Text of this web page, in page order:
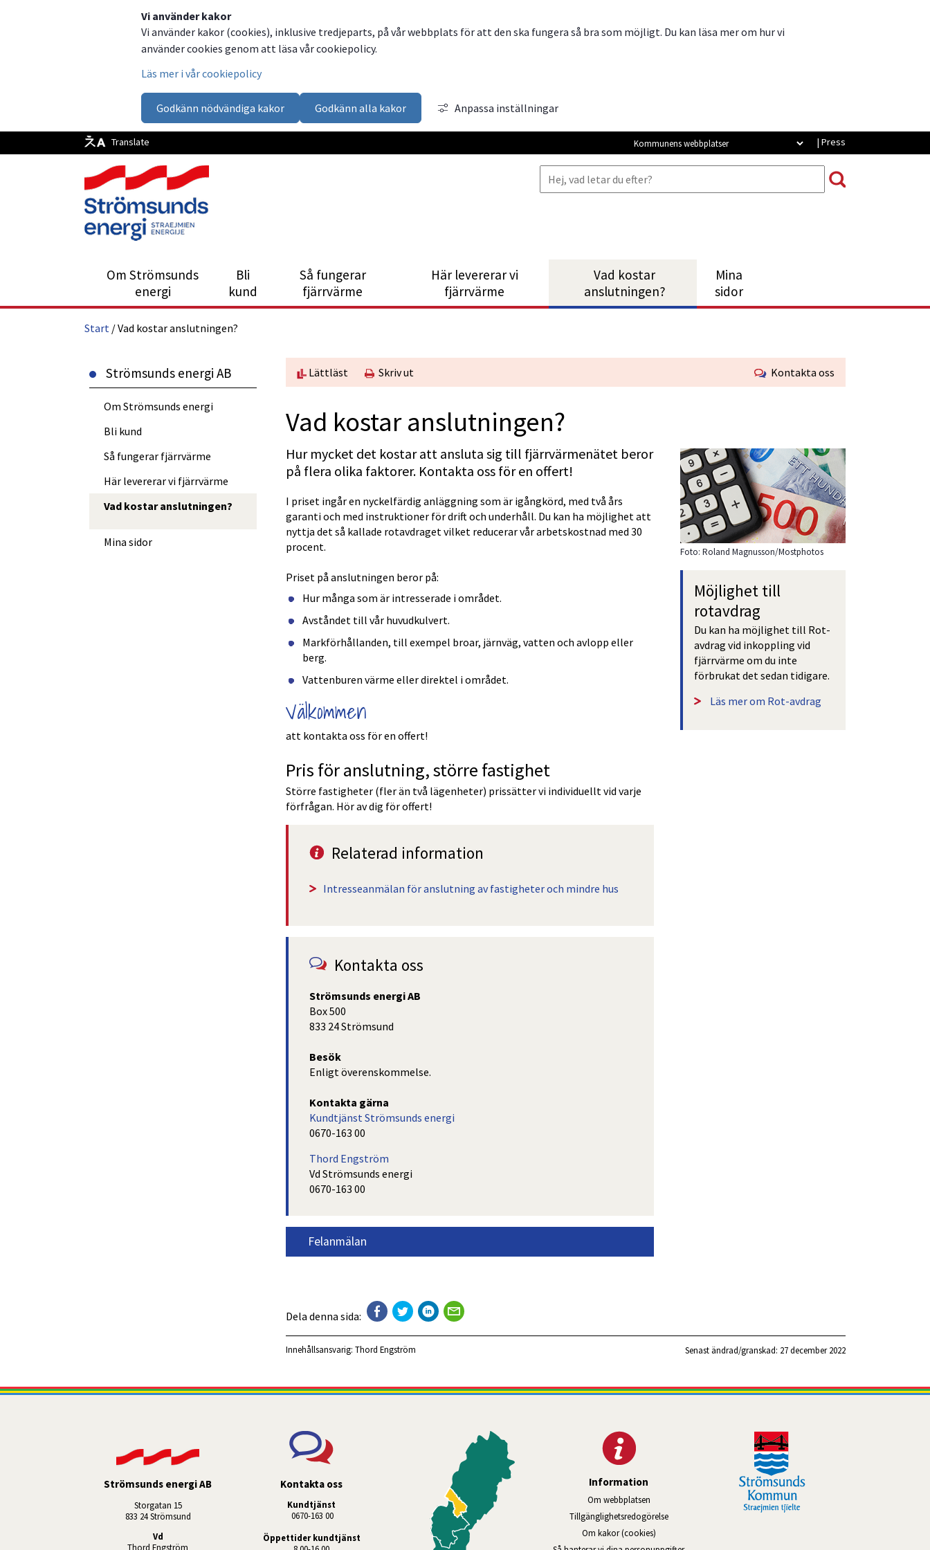
Vi använder kakor
Vi använder kakor (cookies), inklusive tredjeparts, på vår webbplats för att den ska fungera så bra som möjligt. Du kan läsa mer om hur vi
använder cookies genom att läsa vår cookiepolicy.
Läs mer i vår cookiepolicy
Godkänn nödvändiga kakor Godkänn alla kakor Anpassa inställningar
Translate | Press
Strömsunds webbplatser
Om Strömsunds
energi
Bli
kund
Så fungerar
fjärrvärme
Här levererar vi
fjärrvärme
Vad kostar
anslutningen?
Mina
sidorLänk till annan webbplats,
Start /Vad kostar anslutningen?
Lättläst Skriv ut Kontakta oss
Vad kostar anslutningen?
Hur mycket det kostar att ansluta sig till fjärrvärmenätet beror
på flera olika faktorer. Kontakta oss för en offert!
I priset ingår en nyckelfärdig anläggning som är igångkörd, med två års
garanti och med instruktioner för drift och underhåll. Du kan ha möjlighet att
nyttja det så kallade rotavdraget vilket reducerar vår arbetskostnad med 30
procent.
Priset på anslutningen beror på:
Hur många som är intresserade i området.
Avståndet till vår huvudkulvert.
Markförhållanden, till exempel broar, järnväg, vatten och avlopp eller
berg.
Vattenburen värme eller direktel i området.
Välkommen
att kontakta oss för en offert!
Pris för anslutning, större fastighet
Större fastigheter (fler än två lägenheter) prissätter vi individuellt vid varje
förfrågan. Hör av dig för offert!
Relaterad information
Intresseanmälan för anslutning av fastigheter och mindre hus
Foto: Roland Magnusson/Mostphotos
Möjlighet till
rotavdrag
Du kan ha möjlighet till Rot-
avdrag vid inkoppling vid
fjärrvärme om du inte
förbrukat det sedan tidigare.
Läs mer om Rot-avdrag
Kontakta oss
Strömsunds energi AB
Box 500
833 24 Strömsund
Besök
Enligt överenskommelse.
Kontakta gärna
Kundtjänst Strömsunds energi
0670-163 00
Thord Engström
Vd Strömsunds energi
0670-163 00
Felanmälan
Dela denna sida:
Innehållsansvarig: Thord Engström Senast ändrad/granskad: 27 december 2022
Strömsunds energi AB
Om Strömsunds energi
Bli kund
Så fungerar fjärrvärme
Här levererar vi fjärrvärme
Vad kostar anslutningen?
Mina sidor Länk till annan webbplats, öppnas i nytt fönster.
Strömsunds energi AB
Storgatan 15
833 24 Strömsund
Vd
Thord Engström
Kontakta oss
Kundtjänst
0670-163 00
Öppettider kundtjänst
Information
Om webbplatsen
Tillgänglighetsredogörelse
Om kakor (cookies)